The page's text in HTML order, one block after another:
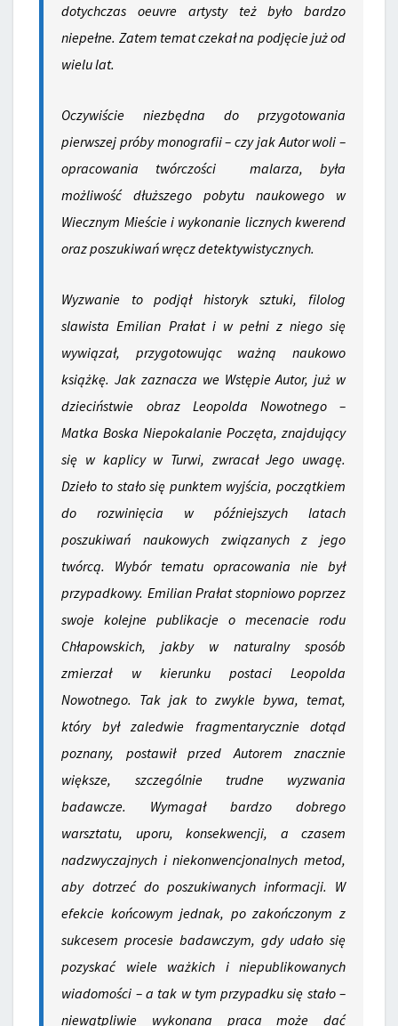
dotychczasoeuvre artysty też było bardzo
niepełne. Zatem temat czekał na podjęcie już od
wielu lat.
Oczywiście niezbędna do przygotowania
pierwszej próby monografii – czy jak Autor woli –
opracowania twórczości malarza, była
możliwość dłuższego pobytu naukowego w
Wiecznym Mieście i wykonanie licznych kwerend
oraz poszukiwań wręcz detektywistycznych.
Wyzwanie to podjął historyk sztuki, filolog
slawista Emilian Prałat i w pełni z niego się
wywiązał, przygotowując ważną naukowo
książkę. Jak zaznacza we WstępieAutor, już w
dzieciństwie obraz Leopolda Nowotnego –
Matka Boska Niepokalanie Poczęta, znajdujący
się w kaplicy w Turwi, zwracał Jego uwagę.
Dzieło to stało się punktem wyjścia, początkiem
do rozwinięcia w późniejszych latach
poszukiwań naukowych związanych z jego
twórcą. Wybór tematu opracowania nie był
przypadkowy. Emilian Prałat stopniowo poprzez
swoje kolejne publikacje o mecenacie rodu
Chłapowskich, jakby w naturalny sposób
zmierzał w kierunku postaci Leopolda
Nowotnego. Tak jak to zwykle bywa, temat,
który był zaledwie fragmentarycznie dotąd
poznany, postawił przed Autorem znacznie
większe, szczególnie trudne wyzwania
badawcze. Wymagał bardzo dobrego
warsztatu, uporu, konsekwencji, a czasem
nadzwyczajnych i niekonwencjonalnych metod,
aby dotrzeć do poszukiwanych informacji. W
efekcie końcowym jednak, po zakończonym z
sukcesem procesie badawczym, gdy udało się
pozyskać wiele ważkich i niepublikowanych
wiadomości – a tak w tym przypadku się stało –
niewątpliwie wykonana praca może dać